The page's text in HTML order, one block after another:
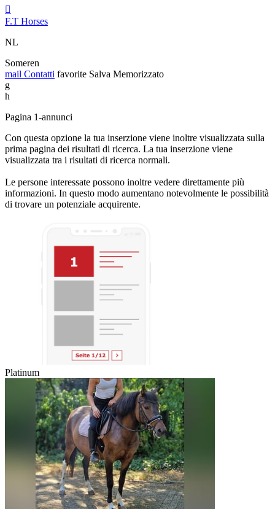

F.T Horses
NL
Someren
mail Contatti favorite Salva Memorizzato
g
h
Pagina 1-annunci
Con questa opzione la tua inserzione viene inoltre visualizzata sulla
prima pagina dei risultati di ricerca. La tua inserzione viene
visualizzata tra i risultati di ricerca normali.
Le persone interessate possono inoltre vedere direttamente più
informazioni. In questo modo aumentano notevolmente le possibilità
di trovare un potenziale acquirente.
Platinum